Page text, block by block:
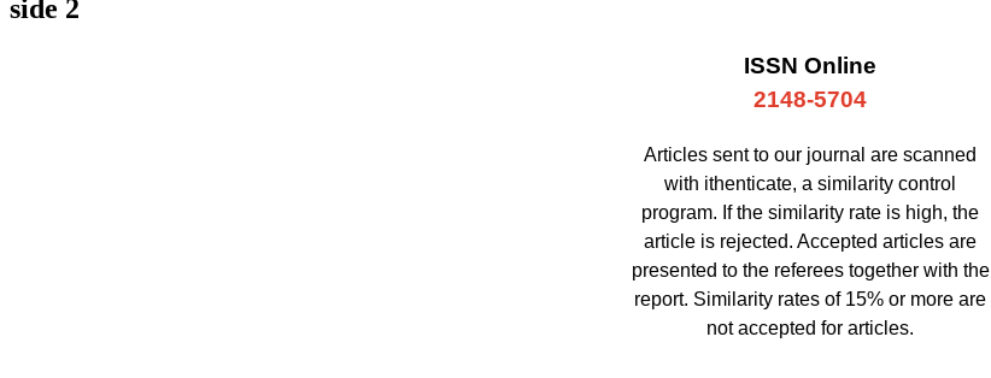
side 2
ISSN Online
2148-5704
Articles sent to our journal are scanned
with ithenticate, a similarity control
program. If the similarity rate is high, the
article is rejected. Accepted articles are
presented to the referees together with the
report. Similarity rates of 15% or more are
not accepted for articles.